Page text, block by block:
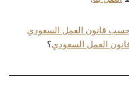
حسب قانون العمل السعودي
العمل السعودي؟